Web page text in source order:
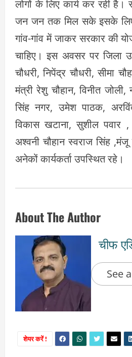
लोगों के लिए कार्य कर रही
जन जन तक मिल सके इसके लिए
गांव-गांव में जाकर सरकार की
चाहिए। इस अवसर पर जिला
चौधरी, निपेंद्र चौधरी, सीमा
मंत्री रेशु चौहान, विनीत
सिंह नगर, उमेश पाठक,
विकास खटाना, सुशील पवार ,
अश्वनी चौहान स्वराज सिंह ,मंजू
अनेकों कार्यकर्ता उपस्थित रहे।
About The Author
चीफ
See
शेयर करें !